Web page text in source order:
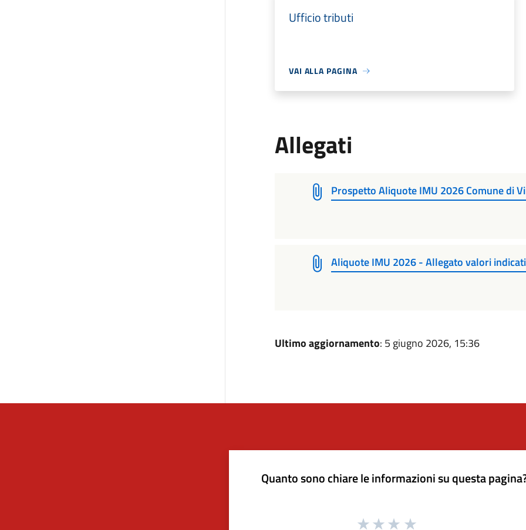
Ufficio tributi
VAI ALLA PAGINA
Allegati
Prospetto Aliquote IMU 2026 Comune di
Aliquote IMU 2026 - Allegato valori
Ultimo aggiornamento: 5 giugno 2026, 15:36
Quanto sono chiare le informazioni su questa